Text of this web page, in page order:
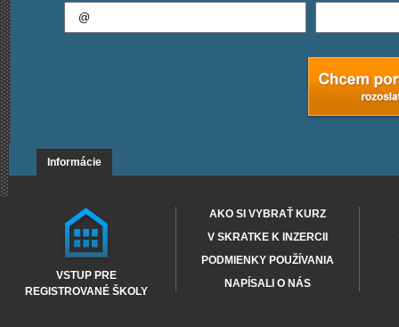
Informácie
VSTUP PRE
REGISTROVANÉ ŠKOLY
AKO SI VYBRAŤ KURZ
V SKRATKE K INZERCII
PODMIENKY POUŽÍVANIA
NAPÍSALI O NÁS